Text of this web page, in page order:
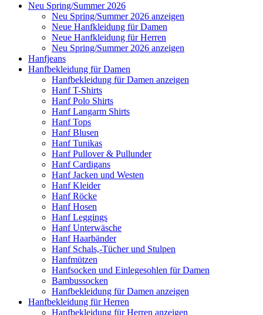
Neu Spring/Summer 2026
Neu Spring/Summer 2026 anzeigen
Neue Hanfkleidung für Damen
Neue Hanfkleidung für Herren
Neu Spring/Summer 2026 anzeigen
Hanfjeans
Hanfbekleidung für Damen
Hanfbekleidung für Damen anzeigen
Hanf T-Shirts
Hanf Polo Shirts
Hanf Langarm Shirts
Hanf Tops
Hanf Blusen
Hanf Tunikas
Hanf Pullover & Pullunder
Hanf Cardigans
Hanf Jacken und Westen
Hanf Kleider
Hanf Röcke
Hanf Hosen
Hanf Leggings
Hanf Unterwäsche
Hanf Haarbänder
Hanf Schals,-Tücher und Stulpen
Hanfmützen
Hanfsocken und Einlegesohlen für Damen
Bambussocken
Hanfbekleidung für Damen anzeigen
Hanfbekleidung für Herren
Hanfbekleidung für Herren anzeigen